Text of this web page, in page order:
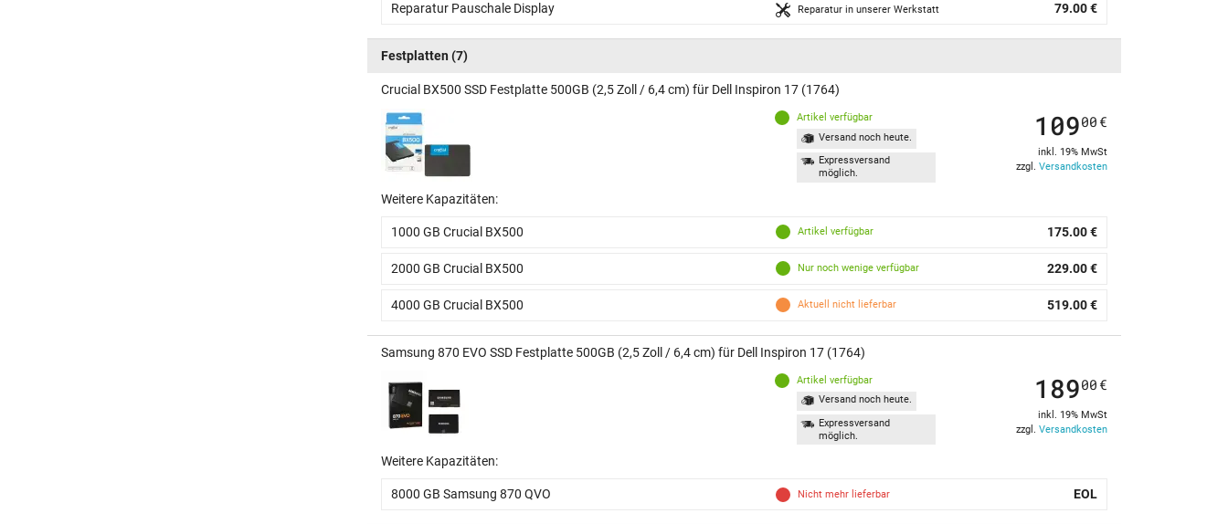
Reparatur Pauschale Display Reparatur in unserer Werkstatt 79.00 €
Festplatten (7)
Crucial BX500 SSD Festplatte 500GB (2,5 Zoll / 6,4 cm) für Dell Inspiron 17 (1764)
Artikel verfügbar
Versand noch heute.
Expressversand
möglich.
10900 €
inkl. 19% MwSt
zzgl. Versandkosten
Weitere Kapazitäten:
1000 GB Crucial BX500 Artikel verfügbar 175.00 €
2000 GB Crucial BX500 Nur noch wenige verfügbar 229.00 €
4000 GB Crucial BX500 Aktuell nicht lieferbar 519.00 €
Samsung 870 EVO SSD Festplatte 500GB (2,5 Zoll / 6,4 cm) für Dell Inspiron 17 (1764)
Artikel verfügbar
Versand noch heute.
Expressversand
möglich.
18900 €
inkl. 19% MwSt
zzgl. Versandkosten
Weitere Kapazitäten:
8000 GB Samsung 870 QVO Nicht mehr lieferbar EOL